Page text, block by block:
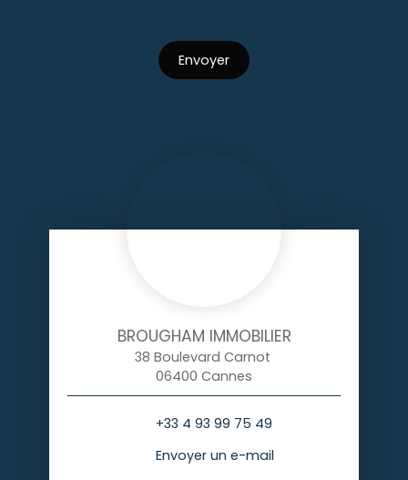
Envoyer
BROUGHAM IMMOBILIER
38 Boulevard Carnot
06400 Cannes
+33 4 93 99 75 49
Envoyer un e-mail